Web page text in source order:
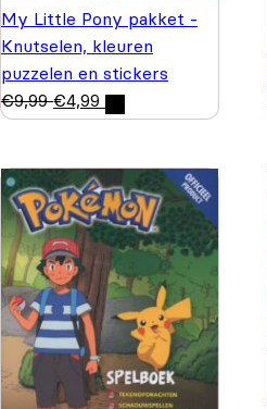
My Little Pony pakket -
Knutselen, kleuren
puzzelen en stickers
€9,99 €4,99